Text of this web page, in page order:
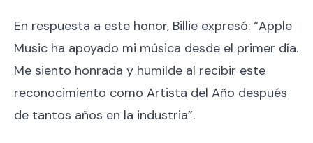
En respuesta a este honor, Billie expresó: “Apple
Music ha apoyado mi música desde el primer día.
Me siento honrada y humilde al recibir este
reconocimiento como Artista del Año después
de tantos años en la industria”.